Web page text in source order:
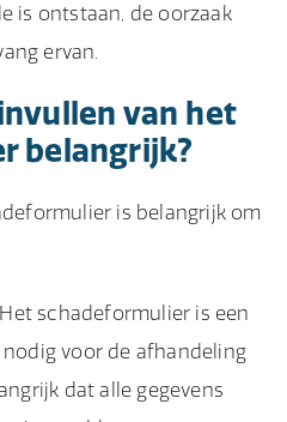
is ontstaan, de oorzaak
ervan.
van het
belangrijk?
is belangrijk om
schadeformulier is een
voor de afhandeling
dat alle gegevens